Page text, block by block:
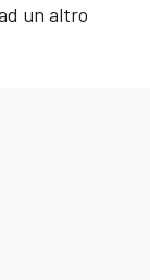
un altro